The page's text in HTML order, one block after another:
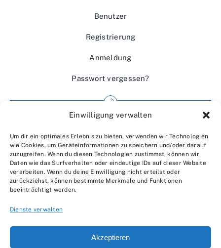
Einwilligung verwalten
Um dir ein optimales Erlebnis zu bieten, verwenden wir Technologien
wie Cookies, um Geräteinformationen zu speichern und/oder darauf
zuzugreifen. Wenn du diesen Technologien zustimmst, können wir
Daten wie das Surfverhalten oder eindeutige IDs auf dieser Website
verarbeiten. Wenn du deine Einwilligung nicht erteilst oder
zurückziehst, können bestimmte Merkmale und Funktionen
beeinträchtigt werden.
Dienste verwalten
Akzeptieren
Benutzer
Registrierung
Anmeldung
Passwort vergessen?
Wir über uns
Kontakt
Datenschutzerklärung